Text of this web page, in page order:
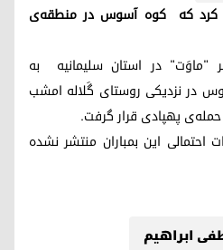
گزارش کرد کە کوه آسوس در منطقه‌ی
"ماوَت" در استان سلیمانیه به
کوه ‌آسوس در نزدیکی روستای گَلاله امشب
احتمالی این بمباران منتشر نشده
ابراهیم